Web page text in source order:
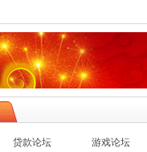
贷款论坛 游戏论坛